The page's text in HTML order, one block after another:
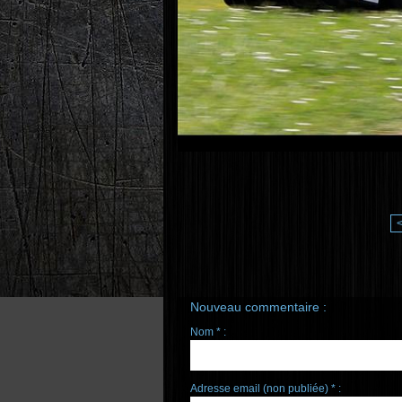
<
Nouveau commentaire :
Nom * :
Adresse email (non publiée) * :